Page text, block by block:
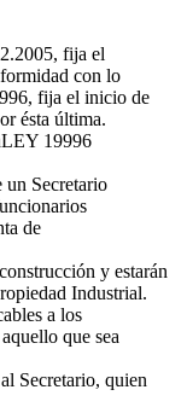
fija el
con lo
fija el inicio de
ésta última.
LEY 19996
un Secretario
de
y estarán
Industrial.
a los
que sea
Secretario, quien